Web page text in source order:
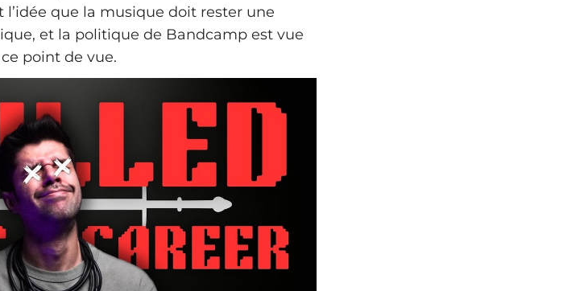
que la musique doit rester une
et la politique de Bandcamp est vue
point de vue.